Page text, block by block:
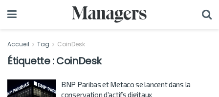
Accueil Tag CoinDesk
Étiquette :CoinDesk
BNP Paribas et Metaco se lancent dans la
conservation d’actifs digitaux